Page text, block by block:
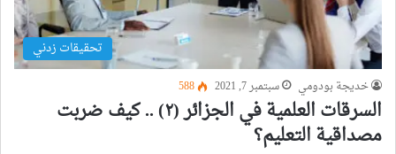
تحقيقات زدني
خديجة بودومي سبتمبر 7, 2021 588
السرقات العلمية في الجزائر (٢) .. كيف ضربت
مصداقية التعليم؟